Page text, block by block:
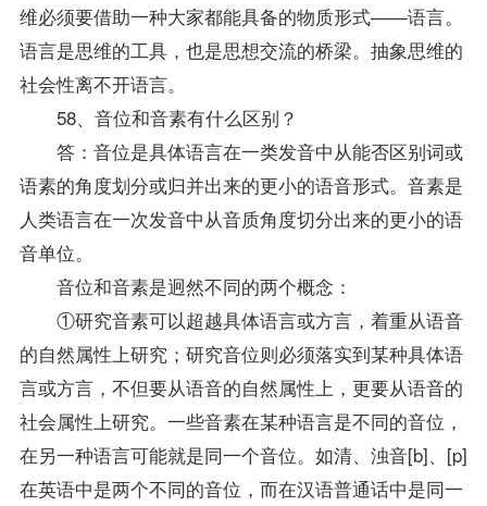
维必须要借助一种大家都能具备的物质形式——语言。
语言是思维的工具，也是思想交流的桥梁。抽象思维的
社会性离不开语言。
58、音位和音素有什么区别？
答：音位是具体语言在一类发音中从能否区别词或
语素的角度划分或归并出来的更小的语音形式。音素是
人类语言在一次发音中从音质角度切分出来的更小的语
音单位。
音位和音素是迥然不同的两个概念：
①研究音素可以超越具体语言或方言，着重从语音
的自然属性上研究；研究音位则必须落实到某种具体语
言或方言，不但要从语音的自然属性上，更要从语音的
社会属性上研究。一些音素在某种语言是不同的音位，
在另一种语言可能就是同一个音位。如清、浊音[b]、[p]
在英语中是两个不同的音位，而在汉语普通话中是同一